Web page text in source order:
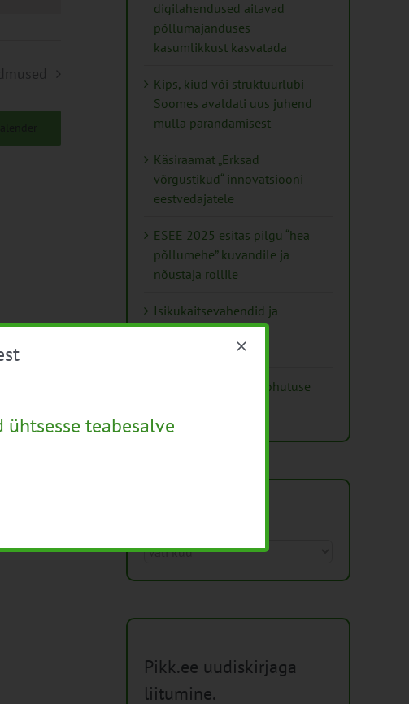
digilahendused aitavad
põllumajanduses
kasumlikkust kasvatada
Kips, kiud või struktuurlubi –
Soomes avaldati uus juhend
mulla parandamisest
Käsiraamat „Erksad
võrgustikud“ innovatsiooni
eestvedajatele
ESEE 2025 esitas pilgu “hea
põllumehe” kuvandile ja
nõustaja rollile
Isikukaitsevahendid ja
ohutusnõuded
taimekaitsetöödel
Mida näitavad toiduohutuse
Arhiiv
Pikk.ee uudiskirjaga
liitumine.
ühtsesse teabesalve